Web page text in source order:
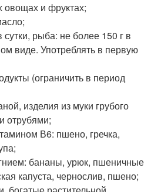
и фруктах;
рыба: не более 150 г в
виде. Употреблять в первую
(ограничить в период
изделия из муки грубого
отрубями;
В6: пшено, гречка,
бананы, урюк, пшеничные
капуста, чернослив, пшено;